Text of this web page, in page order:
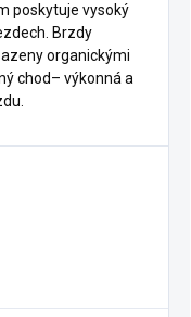
poskytuje vysoký
Brzdy
organickými
chod– výkonná a